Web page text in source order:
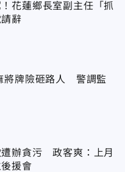
花蓮鄉長室副主任「抓
辭
將牌險砸路人 警調監
辦貪污 政客爽：上月
援會